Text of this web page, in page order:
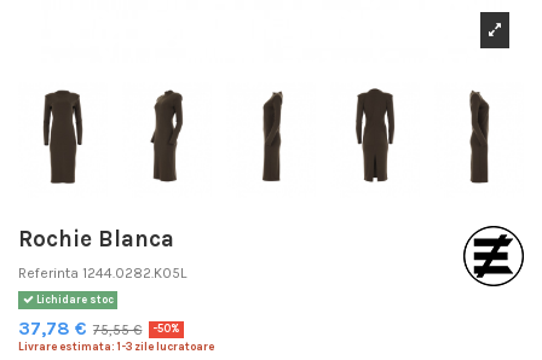
Rochie Blanca
Referinta 1244.0282.K05L
Lichidare stoc
37,78 € 75,55 € -50%
Livrare estimata: 1-3 zile lucratoare